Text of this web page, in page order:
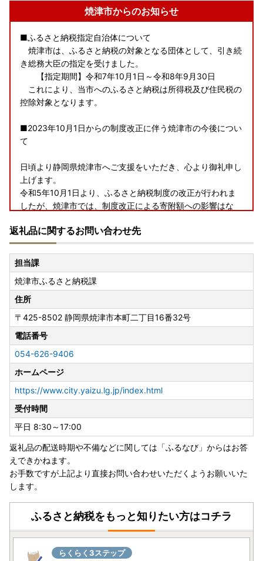
焼津市からのお知らせ
■ふるさと納税指定自治体について
焼津市は、ふるさと納税の対象となる団体として、引き続
き総務大臣の指定を受けました。
【指定期間】令和7年10月1日～令和8年9月30日
これにより、当市へのふるさと納税は所得税及び住民税の
控除対象となります。
■2023年10月1日からの制度改正に伴う焼津市の今後につい
て
日頃より静岡県焼津市へご支援をいただき、心より御礼申し
上げます。
令和5年10月1日より、ふるさと納税制度の改正が行われま
したが、焼津市では、制度改正による寄附額への影響はな
けすることを基本に、市内事業者ともども、今まで同様、適
正な運用に努めてまいる所存でございます。
引き続き、焼津市へのご支援を賜りますようお願い申し上げ
ます。
焼津市長 中野 弘道
■ワンストップ特例申請が完全ペーパーレス！！申請アプリ
「IAM」新登場！
ふるさと納税をいただいた皆様のご負担を軽減するために、
焼津市ではスマートフォンのみで完結できるアプリ「IAM」
が誕生いたしました。
※申請には「マイナンバーカード」が必要です
※App Store もしくは Google Play から「IAM（アイア
ム）」アプリのダウンロードが必要です
■天候状況や宅配業者の休業・営業時間短縮等にともなう影
響について
積雪等の天候状況や、年末年始における宅配業者の休業・営
業時間短縮等の影響により、お礼品の配送に遅れが発生する
可能性があります。
上記の事情によりお礼品の到着が遅延となる場合は、ご容赦
ください。
緊急事態宣言の影響によりお礼品の配送に遅れが生じる可
返礼品に関するお問い合わせ先
担当課
焼津市ふるさと納税課
住所
〒425-8502 静岡県焼津市本町二丁目16番32号
電話番号
054-626-9406
ホームページ
https://www.city.yaizu.lg.jp/index.html
受付時間
平日 8:30～17:00
返礼品の配送時期や不備などに関しては「ふるなび」からはお答
えできかねます。
お手数ですが上記より直接お問い合わせいただくようお願いいた
します。
ふるさと納税をもっと知りたい方はコチラ
らくらく3ステップ